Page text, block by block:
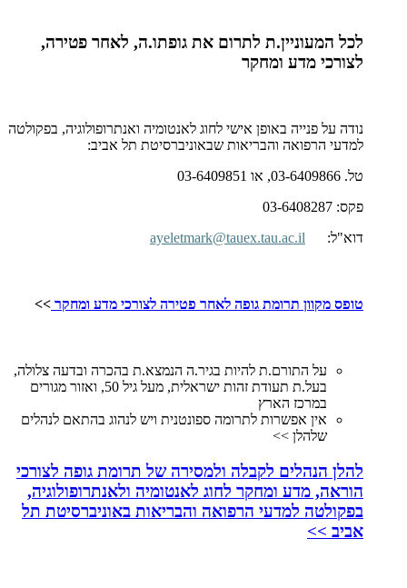
לכל המעוניין.ת לתרום את גופתו.ה, לאחר פטירה,
לצורכי מדע ומחקר
נודה על פנייה באופן אישי לחוג לאנטומיה ואנתרופולוגיה, בפקולטה
למדעי הרפואה והבריאות שבאוניברסיטת תל אביב:
טל. 03-6409866, או
03-6409851
פקס: 03-6408287
דוא"ל: ayeletmark@tauex.tau.ac.il
טופס מקוון תרומת גופה לאחר פטירה לצורכי מדע ומחקר >>
על התורם.ת להיות בגיר.ה הנמצא.ת בהכרה ובדעה צלולה,
בעל.ת תעודת זהות ישראלית, מעל גיל 50, ואזור מגורים
במרכז הארץ
אין אפשרות לתרומה ספונטנית ויש לנהוג בהתאם לנהלים
שלהלן >>
להלן הנהלים לקבלה ולמסירה של תרומת גופה לצורכי
הוראה, מדע ומחקר לחוג לאנטומיה ולאנתרופולוגיה,
בפקולטה למדעי הרפואה והבריאות באוניברסיטת תל
אביב >>